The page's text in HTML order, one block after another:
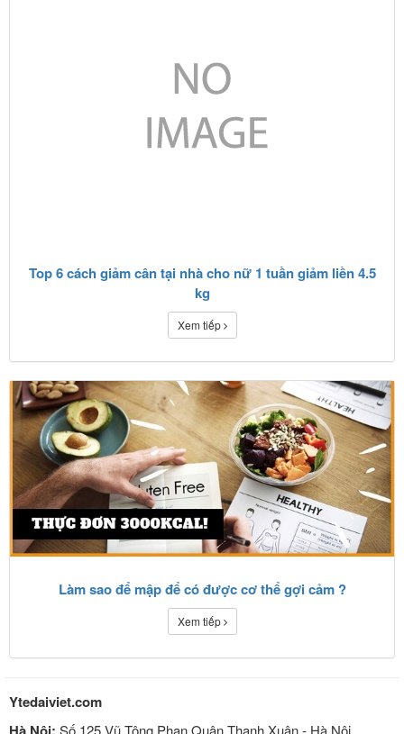
Top 6 cách giảm cân tại nhà cho nữ 1 tuần giảm liền 4.5
kg
Xem tiếp
Làm sao để mập để có được cơ thể gợi cảm ?
Xem tiếp
Ytedaiviet.com
Số 125 Vũ Tông Phan Quận Thanh Xuân - Hà Nội.